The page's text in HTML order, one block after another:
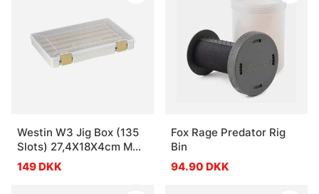
Westin W3 Jig Box (135
Slots) 27,4X18X4cm M
Grey/Clear
149 DKK
Fox Rage Predator Rig
Bin
94.90 DKK